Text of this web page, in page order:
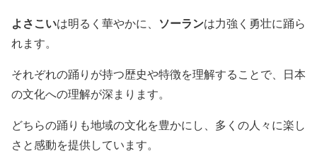
よさこいは明るく華やかに、 ソーランは力強く勇壮に踊ら
れます。
それぞれの踊りが持つ歴史や特徴を理解することで、日本
の文化への理解が深まります。
どちらの踊りも地域の文化を豊かにし、多くの人々に楽し
さと感動を提供しています。